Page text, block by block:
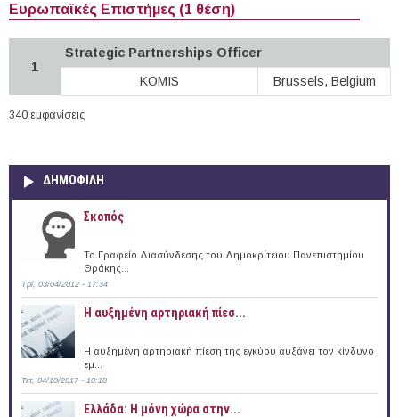
Ευρωπαϊκές Επιστήμες (1 θέση)
1
Strategic Partnerships Officer
KOMIS
Brussels, Belgium
340 εμφανίσεις
ΔΗΜΟΦΙΛΗ
Σκοπός
Το Γραφείο Διασύνδεσης του Δημοκρίτειου Πανεπιστημίου
Θράκης...
Τρί, 03/04/2012 - 17:34
Η αυξημένη αρτηριακή πίεσ...
Η αυξημένη αρτηριακή πίεση της εγκύου αυξάνει τον κίνδυνο
εμ...
Τετ, 04/10/2017 - 10:18
Ελλάδα: Η μόνη χώρα στην...